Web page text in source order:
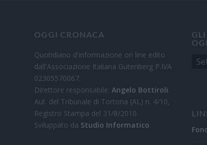
OGGI CRONACA
Quotidiano d'informazione on line edito
dall'Associazione Italiana Gutenberg P.IVA
02305570067.
Direttore responsabile:Angelo Bottiroli.
Aut. del Tribunale di Tortona (AL) n. 4/10,
Registro Stampa del 31/8/2010.
Sviluppato da Studio Informatico